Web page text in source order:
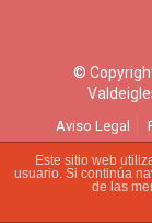
©
Aviso Legal
Este sitio web
usuario. Si continúa
de las